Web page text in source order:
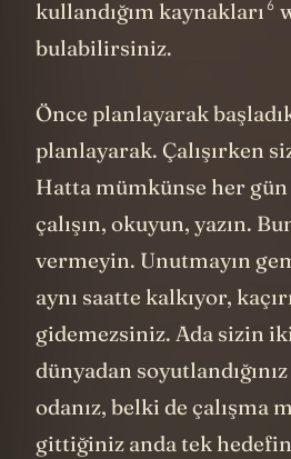
kullandığım kaynakları 6
bulabilirsiniz.
Önce planlayarak
planlayarak. Çalışırken
Hatta mümkünse her gün
çalışın, okuyun, yazın.
vermeyin. Unutmayın
aynı saatte kalkıyor,
gidemezsiniz. Ada sizin
dünyadan
odanız, belki de çalışma
gittiğiniz anda tek